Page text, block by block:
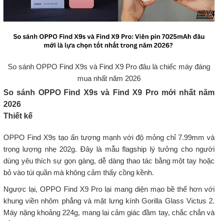
So sánh OPPO Find X9s và Find X9 Pro đâu là chiếc máy đáng
mua nhất năm 2026
So sánh OPPO Find X9s và Find X9 Pro mới nhất năm
2026
Thiết kế
OPPO Find X9s tạo ấn tượng mạnh với độ mỏng chỉ 7.99mm và
trọng lượng nhẹ 202g. Đây là mẫu flagship lý tưởng cho người
dùng yêu thích sự gọn gàng, dễ dàng thao tác bằng một tay hoặc
bỏ vào túi quần mà không cảm thấy cồng kềnh.
Ngược lại, OPPO Find X9 Pro lại mang diện mạo bề thế hơn với
khung viền nhôm phẳng và mặt lưng kính Gorilla Glass Victus 2.
Máy nặng khoảng 224g, mang lại cảm giác đầm tay, chắc chắn và